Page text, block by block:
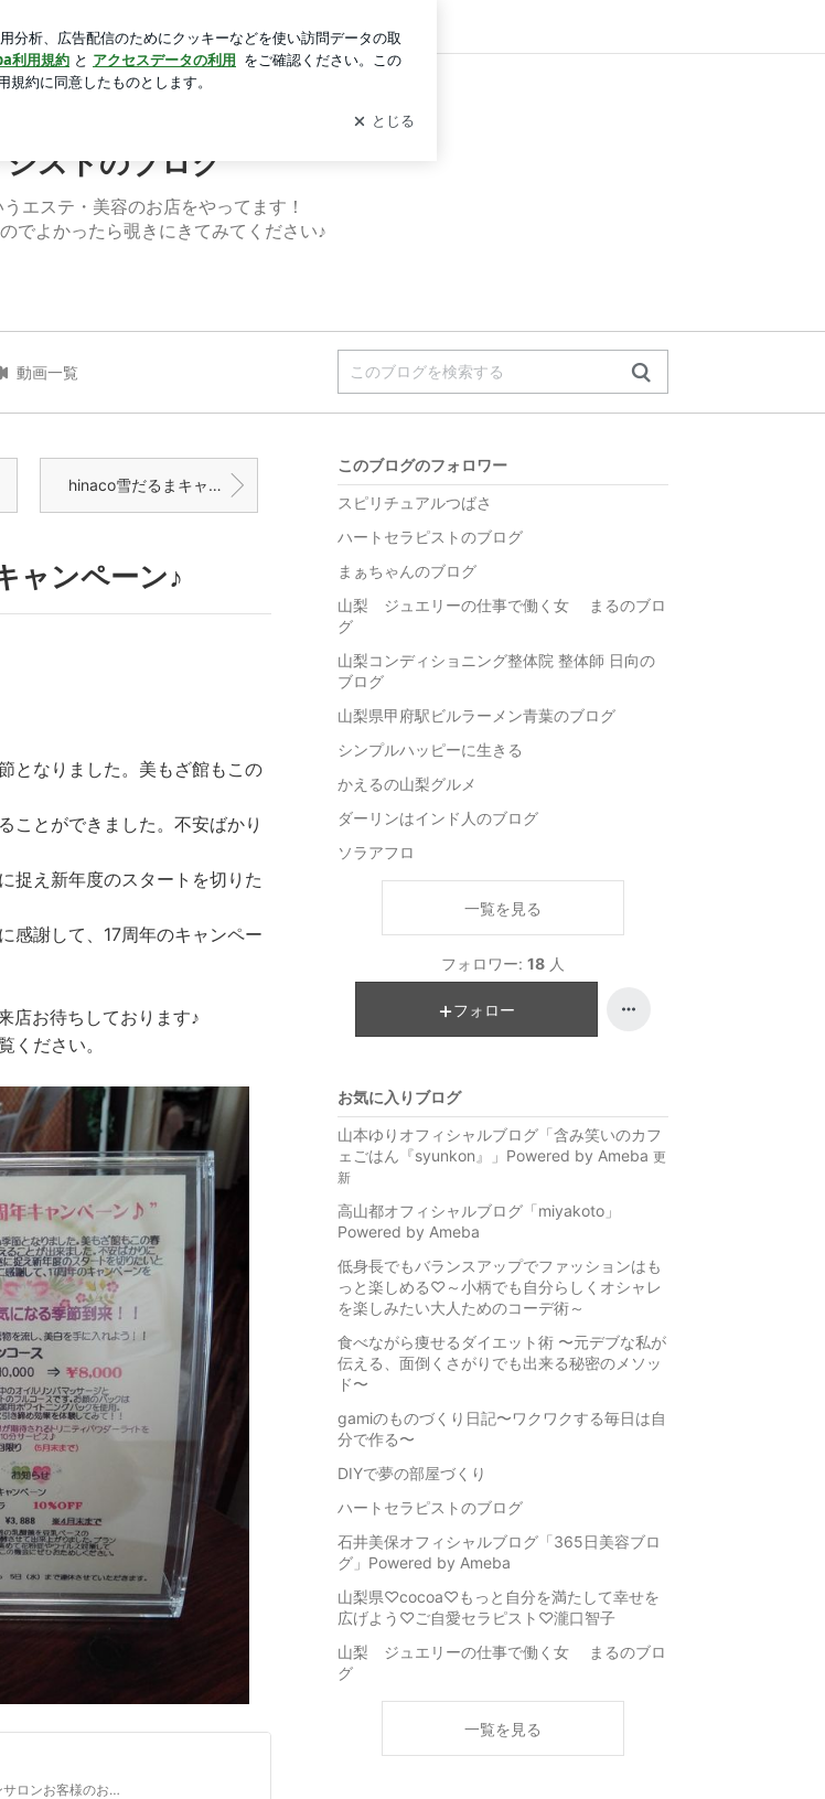
ログイン
ジストのブログ
うエステ・美容のお店をやってます！
でよかったら覗きにきてみてください♪
動画一覧
hinaco雪だるまキャンペーン
ャンペーン♪
となりました。美もざ館もこの
ことができました。不安ばかり
捉え新年度のスタートを切りた
感謝して、17周年のキャンペー
店お待ちしております♪
ください。
笛吹市石和町のリラクゼーションサロンお客様のお悩みにあわせた適切な施術で美と健康と癒しを提供いたします。
このブログのフォロワー
スピリチュアルつばさ
ハートセラピストのブログ
まぁちゃんのブログ
山梨 ジュエリーの仕事で働く女 まるのブロ
グ
山梨コンディショニング整体院 整体師 日向の
ブログ
山梨県甲府駅ビルラーメン青葉のブログ
シンプルハッピーに生きる
かえるの山梨グルメ
ダーリンはインド人のブログ
ソラアフロ
一覧を見る
フォロワー: 18 人
フォロー
お気に入りブログ
山本ゆりオフィシャルブログ「含み笑いのカフ
ェごはん『syunkon』」Powered by Ameba 更
新
高山都オフィシャルブログ「miyakoto」
Powered by Ameba
低身長でもバランスアップでファッションはも
っと楽しめる♡～小柄でも自分らしくオシャレ
を楽しみたい大人ためのコーデ術～
食べながら痩せるダイエット術 〜元デブな私が
伝える、面倒くさがりでも出来る秘密のメソッ
ド〜
gamiのものづくり日記〜ワクワクする毎日は自
分で作る〜
DIYで夢の部屋づくり
ハートセラピストのブログ
石井美保オフィシャルブログ「365日美容ブロ
グ」Powered by Ameba
山梨県♡cocoa♡もっと自分を満たして幸せを
広げよう♡ご自愛セラピスト♡瀧口智子
山梨 ジュエリーの仕事で働く女 まるのブロ
グ
一覧を見る